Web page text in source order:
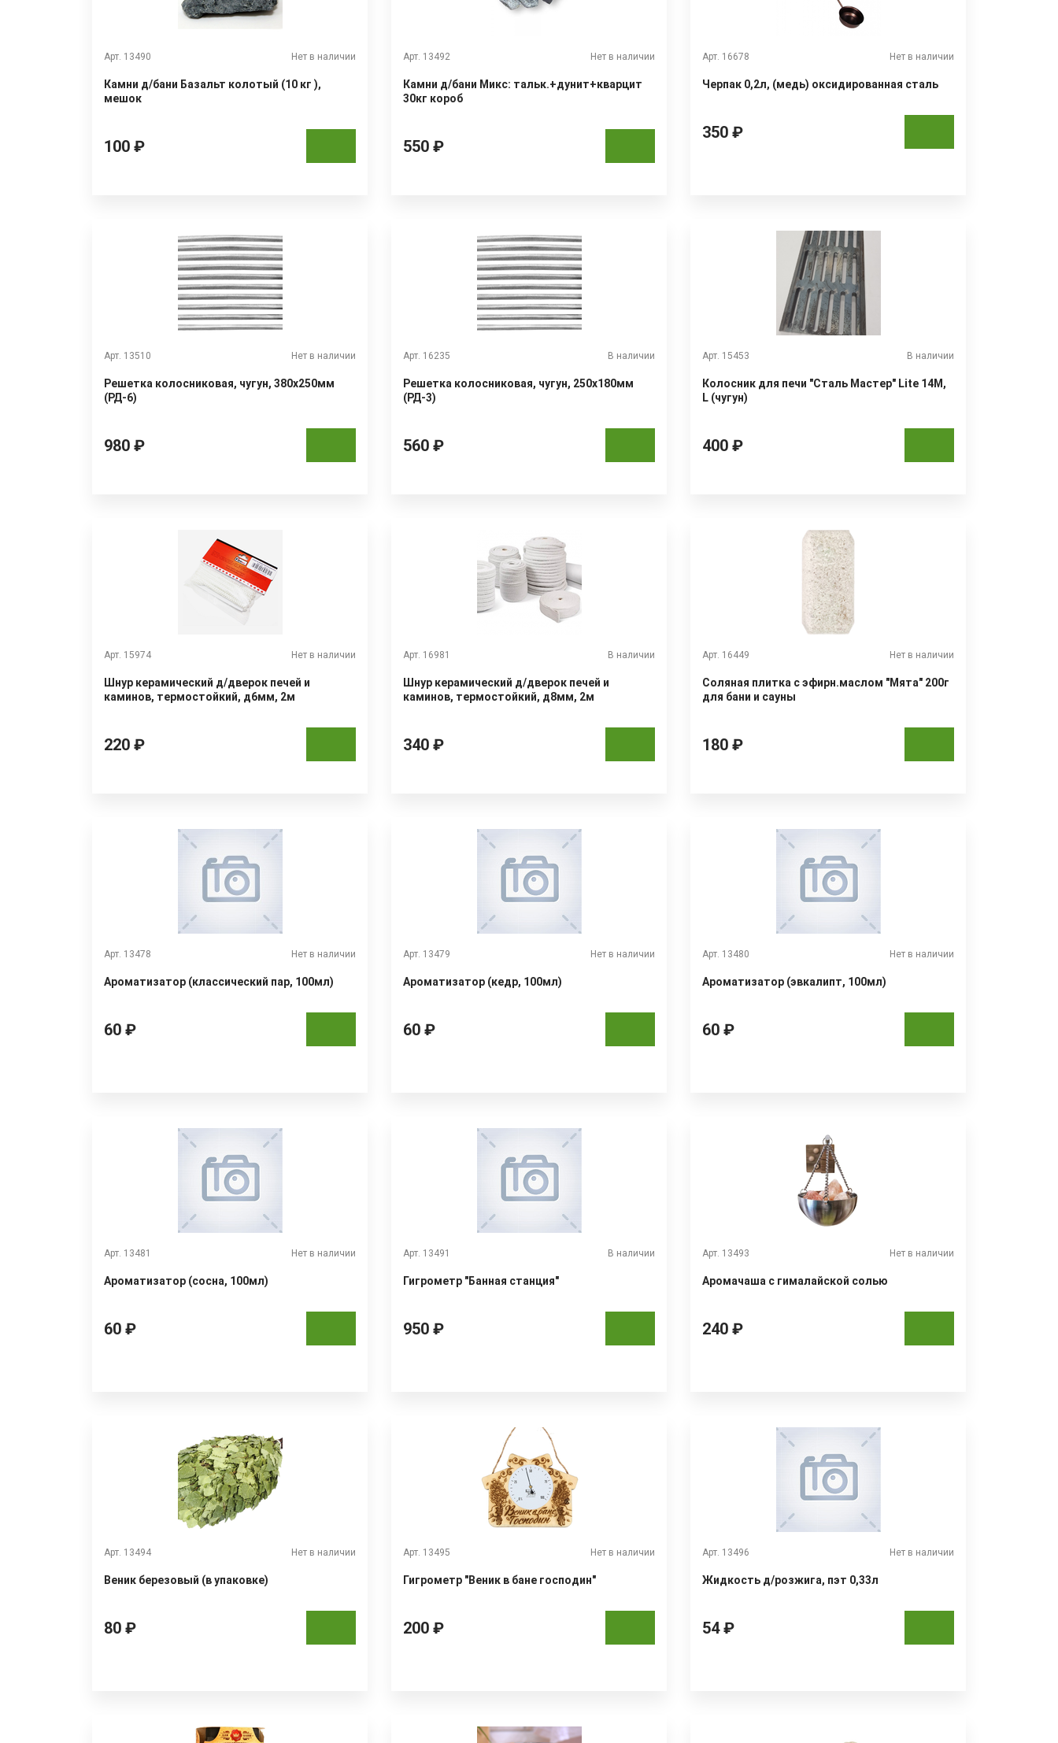
Арт. 13490 Нет в наличии
Камни д/бани Базальт колотый (10 кг ),
мешок
100 ₽
Арт. 13492 Нет в наличии
Камни д/бани Микс: тальк.+дунит+кварцит
30кг короб
550 ₽
Арт. 16678 Нет в наличии
Черпак 0,2л, (медь) оксидированная сталь
350 ₽
Арт. 13510 Нет в наличии
Решетка колосниковая, чугун, 380х250мм
(РД-6)
980 ₽
Арт. 16235 В наличии
Решетка колосниковая, чугун, 250х180мм
(РД-3)
560 ₽
Арт. 15453 В наличии
Колосник для печи "Сталь Мастер" Lite 14М,
L (чугун)
400 ₽
Арт. 15974 Нет в наличии
Шнур керамический д/дверок печей и
каминов, термостойкий, д6мм, 2м
220 ₽
Арт. 16981 В наличии
Шнур керамический д/дверок печей и
каминов, термостойкий, д8мм, 2м
340 ₽
Арт. 16449 Нет в наличии
Соляная плитка с эфирн.маслом "Мята" 200г
для бани и сауны
180 ₽
Арт. 13478 Нет в наличии
Ароматизатор (классический пар, 100мл)
60 ₽
Арт. 13479 Нет в наличии
Ароматизатор (кедр, 100мл)
60 ₽
Арт. 13480 Нет в наличии
Ароматизатор (эвкалипт, 100мл)
60 ₽
Арт. 13481 Нет в наличии
Ароматизатор (сосна, 100мл)
60 ₽
Арт. 13491 В наличии
Гигрометр "Банная станция"
950 ₽
Арт. 13493 Нет в наличии
Аромачаша с гималайской солью
240 ₽
Арт. 13494 Нет в наличии
Веник березовый (в упаковке)
80 ₽
Арт. 13495 Нет в наличии
Гигрометр "Веник в бане господин"
200 ₽
Арт. 13496 Нет в наличии
Жидкость д/розжига, пэт 0,33л
54 ₽